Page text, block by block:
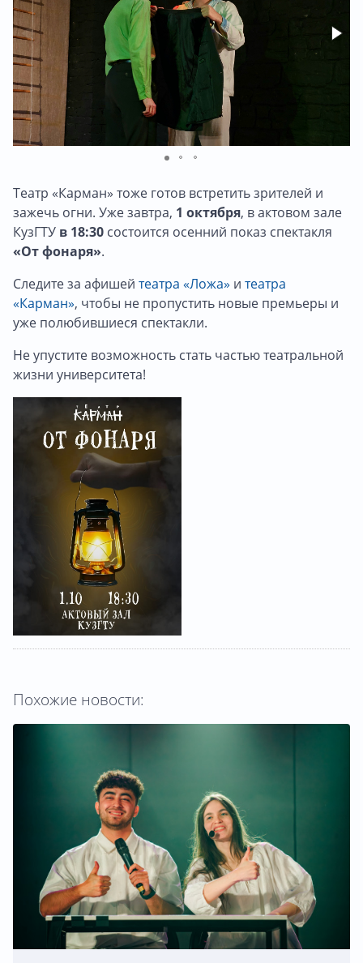
Театр «Карман» тоже готов встретить зрителей и
зажечь огни. Уже завтра, 1 октября, в актовом зале
КузГТУ в 18:30 состоится осенний показ спектакля
«От фонаря».
Следите за афишей театра «Ложа» и театра
«Карман», чтобы не пропустить новые премьеры и
уже полюбившиеся спектакли.
Не упустите возможность стать частью театральной
жизни университета!
Похожие новости: